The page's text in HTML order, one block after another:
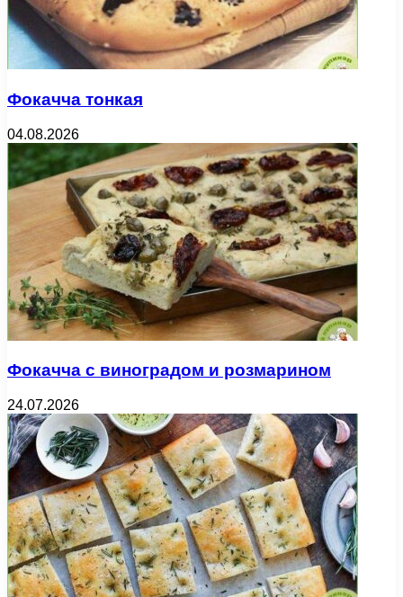
Фокачча тонкая
04.08.2026
Фокачча с виноградом и розмарином
24.07.2026